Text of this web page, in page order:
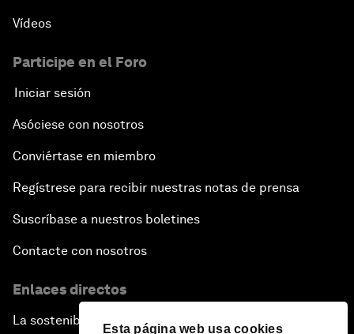
Esta página web usa cookies
Vídeos
Participe en el Foro
Iniciar sesión
Asóciese con nosotros
Conviértase en miembro
Regístrese para recibir nuestras notas de prensa
Suscríbase a nuestros boletines
Contacte con nosotros
Enlaces directos
La sostenibilidad en el Foro